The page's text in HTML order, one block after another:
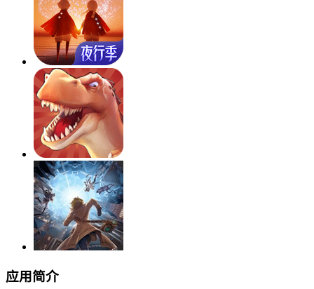
应用简介